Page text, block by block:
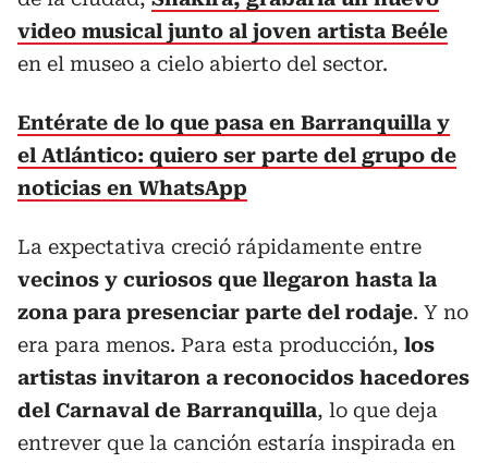
video musical junto al joven artista Beéle
en el museo a cielo abierto del sector.
Entérate de lo que pasa en Barranquilla y
el Atlántico: quiero ser parte del grupo de
noticias en WhatsApp
La expectativa creció rápidamente entre
vecinos y curiosos que llegaron hasta la
zona para presenciar parte del rodaje. Y no
era para menos. Para esta producción, los
artistas invitaron a reconocidos hacedores
del Carnaval de Barranquilla, lo que deja
entrever que la canción estaría inspirada en